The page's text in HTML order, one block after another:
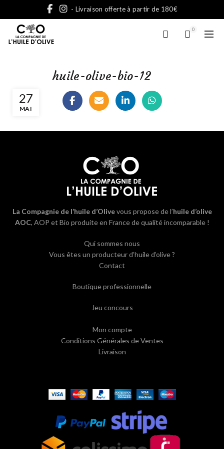
- Livraison offerte à partir de 180€
0
27
MAI
huile-olive-bio-12
La Compagnie de l’huile d’Olivevous propose de l’huile d’olive
AOC, AOP et Bio produite en France de qualité incomparable !
Qui sommes nous
Vous êtes un producteur d’huile d’olive ?
Contact
Boutique professionnelle
Jeu concours
Mon compte
Conditions Générales de Ventes
Livraison